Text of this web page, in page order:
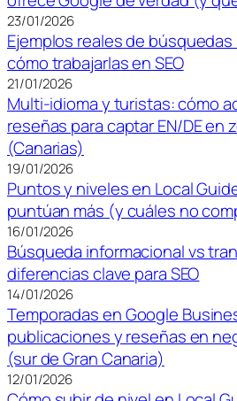
23/01/2026
Ejemplos reales de
cómo trabajarlas en SEO
21/01/2026
Multi-idioma y turistas: cómo
reseñas para captar EN/DE en
(Canarias)
19/01/2026
Puntos y niveles en Local
puntúan más (y cuáles no
16/01/2026
Búsqueda informacional vs
diferencias clave para SEO
14/01/2026
Temporadas en Google
publicaciones y reseñas en
(sur de Gran Canaria)
12/01/2026